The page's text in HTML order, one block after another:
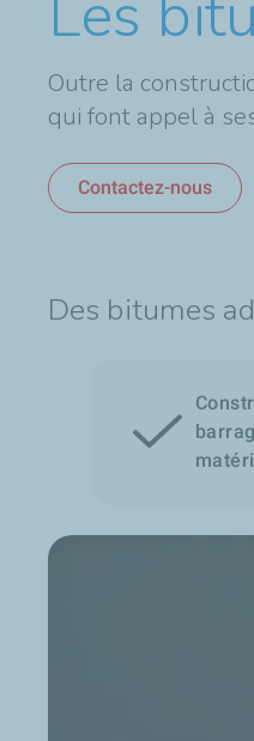
Outre la
qui font appel à
Contactez-nous
Des bitumes